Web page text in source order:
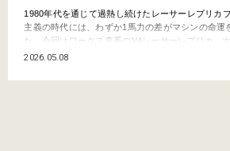
1980年代を通じて過熱し続けたレーサーレプリカ
主義の時代には、わずか1馬力の差がマシンの命運
た。今回はワークス直系のV4レーサーレプリカ、
げる。 ●文:ヤングマシン編集部 勝利しか認めぬホ
したホンダVF750マグナ…
2026.05.08